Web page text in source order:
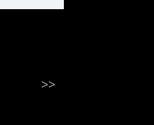
>>